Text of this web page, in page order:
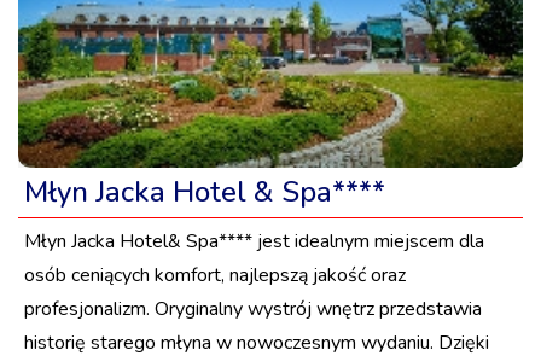
Młyn Jacka Hotel & Spa****
Młyn Jacka Hotel& Spa**** jest idealnym miejscem dla
osób ceniących komfort, najlepszą jakość oraz
profesjonalizm. Oryginalny wystrój wnętrz przedstawia
historię starego młyna w nowoczesnym wydaniu. Dzięki